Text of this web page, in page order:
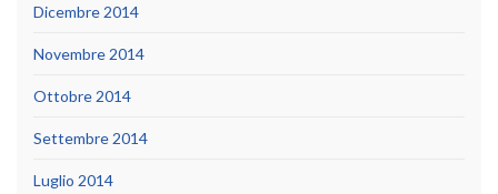
Dicembre 2014
Novembre 2014
Ottobre 2014
Settembre 2014
Luglio 2014